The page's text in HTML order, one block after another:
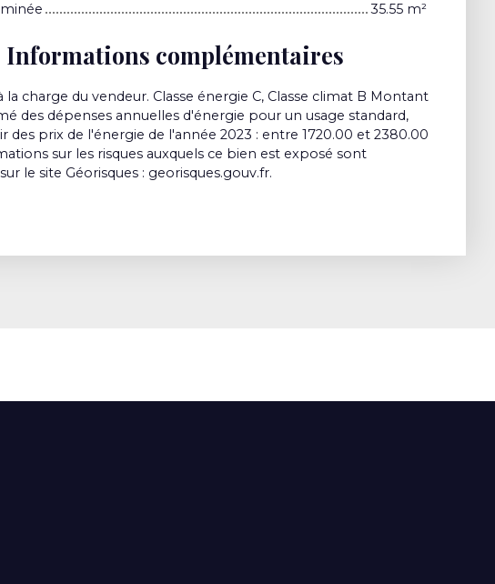
35.55 m²
Informations complémentaires
la charge du vendeur. Classe énergie C, Classe climat B Montant
des dépenses annuelles d'énergie pour un usage standard,
des prix de l'énergie de l'année 2023 : entre 1720.00 et 2380.00
sur les risques auxquels ce bien est exposé sont
le site Géorisques : georisques.gouv.fr.